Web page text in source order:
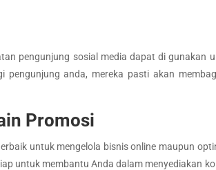
pengunjung sosial media dapat di gunakan
anda, mereka pasti akan
Promosi
untuk mengelola bisnis online maupun
untuk membantu Anda dalam menyediakan